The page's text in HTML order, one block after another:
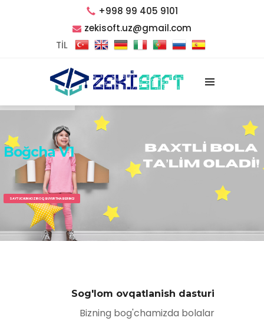
+998 99 405 9101
zekisoft.uz@gmail.com
TİL
Boğcha V1
SAYT UCHUN HOZIROQ BUYURTMA BERING!
Sog'lom ovqatlanish dasturi
Bizning bog'chamizda bolalar